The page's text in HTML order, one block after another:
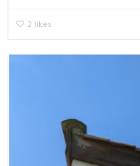
2 likes